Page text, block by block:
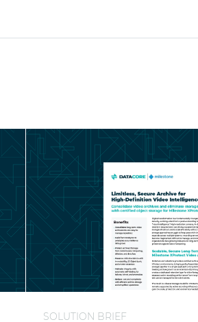
SOLUTION BRIEF